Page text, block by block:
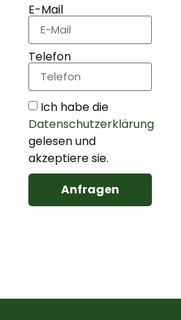
E-Mail
Telefon
Ich habe die
Datenschutzerklärung
gelesen und
akzeptiere sie.
Anfragen